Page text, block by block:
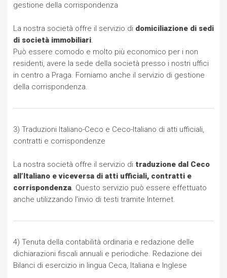
gestione della corrispondenza
La nostra società offre il servizio di domiciliazione di sedi
di società immobiliari.
Può essere comodo e molto più economico per i non
residenti, avere la sede della società presso i nostri uffici
in centro a Praga. Forniamo anche il servizio di gestione
della corrispondenza.
3) Traduzioni Italiano-Ceco e Ceco-Italiano di atti ufficiali,
contratti e corrispondenze
La nostra società offre il servizio di traduzione dal Ceco
all’Italiano e viceversa di atti ufficiali, contratti e
corrispondenza. Questo servizio può essere effettuato
anche utilizzando l’invio di testi tramite Internet.
4) Tenuta della contabilità ordinaria e redazione delle
dichiarazioni fiscali annuali e periodiche. Redazione dei
Bilanci di esercizio in lingua Ceca, Italiana e Inglese